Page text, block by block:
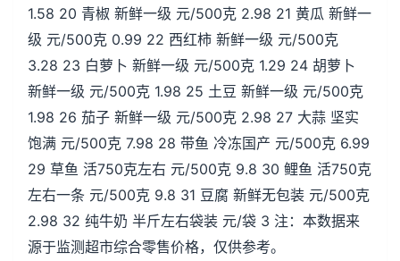
1.58 20 青椒 新鲜一级 元/500克 2.98 21 黄瓜 新鲜一
级 元/500克 0.99 22 西红柿 新鲜一级 元/500克
3.28 23 白萝卜 新鲜一级 元/500克 1.29 24 胡萝卜
新鲜一级 元/500克 1.98 25 土豆 新鲜一级 元/500克
1.98 26 茄子 新鲜一级 元/500克 2.98 27 大蒜 坚实
饱满 元/500克 7.98 28 带鱼 冷冻国产 元/500克 6.99
29 草鱼 活750克左右 元/500克 9.8 30 鲤鱼 活750克
左右一条 元/500克 9.8 31 豆腐 新鲜无包装 元/500克
2.98 32 纯牛奶 半斤左右袋装 元/袋 3 注：本数据来
源于监测超市综合零售价格，仅供参考。